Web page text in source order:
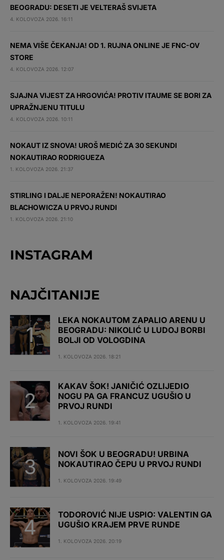
BEOGRADU: DESETI JE VELTERAŠ SVIJETA
4. KOLOVOZA 2026. 16:11
NEMA VIŠE ČEKANJA! OD 1. RUJNA ONLINE JE FNC-OV
STORE
4. KOLOVOZA 2026. 12:07
SJAJNA VIJEST ZA HRGOVIĆA! PROTIV ITAUME SE BORI ZA
UPRAŽNJENU TITULU
4. KOLOVOZA 2026. 10:11
NOKAUT IZ SNOVA! UROŠ MEDIĆ ZA 30 SEKUNDI
NOKAUTIRAO RODRIGUEZA
1. KOLOVOZA 2026. 21:37
STIRLING I DALJE NEPORAŽEN! NOKAUTIRAO
BLACHOWICZA U PRVOJ RUNDI
1. KOLOVOZA 2026. 21:10
INSTAGRAM
NAJČITANIJE
LEKA NOKAUTOM ZAPALIO ARENU U
BEOGRADU: NIKOLIĆ U LUDOJ BORBI
BOLJI OD VOLOGDINA
1. KOLOVOZA 2026. 18:21
KAKAV ŠOK! JANIČIĆ OZLIJEDIO
NOGU PA GA FRANCUZ UGUŠIO U
PRVOJ RUNDI
1. KOLOVOZA 2026. 19:41
NOVI ŠOK U BEOGRADU! URBINA
NOKAUTIRAO ČEPU U PRVOJ RUNDI
1. KOLOVOZA 2026. 19:49
TODOROVIĆ NIJE USPIO: VALENTIN GA
UGUŠIO KRAJEM PRVE RUNDE
1. KOLOVOZA 2026. 20:19